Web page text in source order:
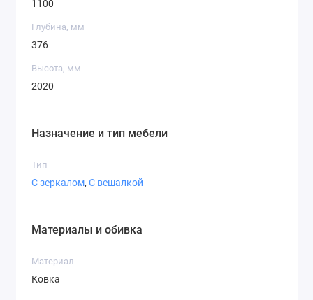
1100
Глубина, мм
376
Высота, мм
2020
Назначение и тип мебели
Тип
С зеркалом, С вешалкой
Материалы и обивка
Материал
Ковка